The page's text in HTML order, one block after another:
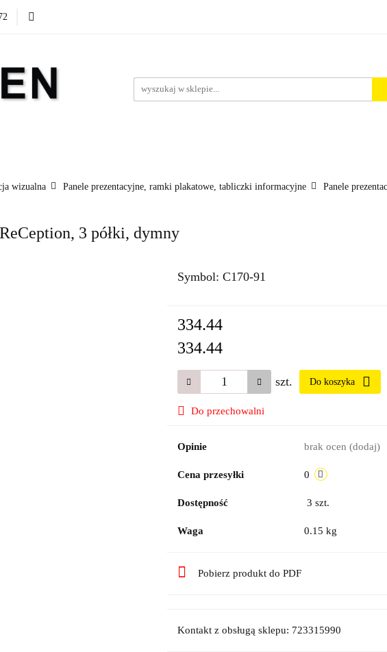
Aktualności
wizualna Panele prezentacyjne, ramki plakatowe, tabliczki informacyjne Panele
3 półki, dymny
Symbol: C170-91
334.44
334.44
szt. Do koszyka
Do przechowalni
Opinie brak ocen (dodaj)
Cena przesyłki 0
Dostępność 3 szt.
Waga 0.15 kg
Pobierz produkt do PDF
Kontakt z obsługą sklepu: 723315990